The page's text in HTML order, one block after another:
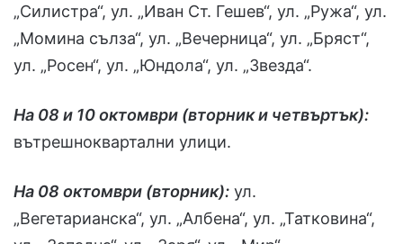
„Силистра“, ул. „Иван Ст. Гешев“, ул. „Ружа“, ул.
„Момина сълза“, ул. „Вечерница“, ул. „Бряст“,
ул. „Росен“, ул. „Юндола“, ул. „Звезда“.
На 08 и 10 октомври (вторник и четвъртък):
вътрешноквартални улици.
На 08 октомври (вторник): ул.
„Вегетарианска“, ул. „Албена“, ул. „Татковина“,